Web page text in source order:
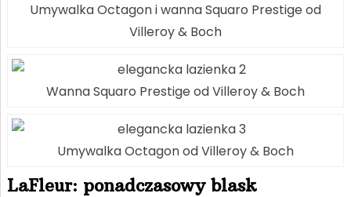
Umywalka Octagon i wanna Squaro Prestige od
Villeroy & Boch
Wanna Squaro Prestige od Villeroy & Boch
Umywalka Octagon od Villeroy & Boch
LaFleur: ponadczasowy blask